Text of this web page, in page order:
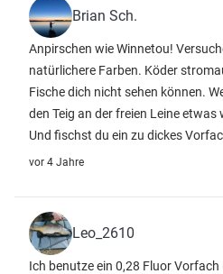
Brian Sch.
Anpirschen wie Winnetou!
natürlichere Farben. Köder
Fische dich nicht sehen können.
den Teig an der freien Leine
Und fischst du ein zu dickes
vor 4 Jahre
Leo_2610
Ich benutze ein 0,28 Fluor